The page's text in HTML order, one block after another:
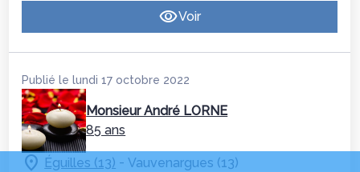
Voir
Publié le lundi 17 octobre 2022
Monsieur André LORNE
85 ans
Éguilles (13) -Vauvenargues (13)